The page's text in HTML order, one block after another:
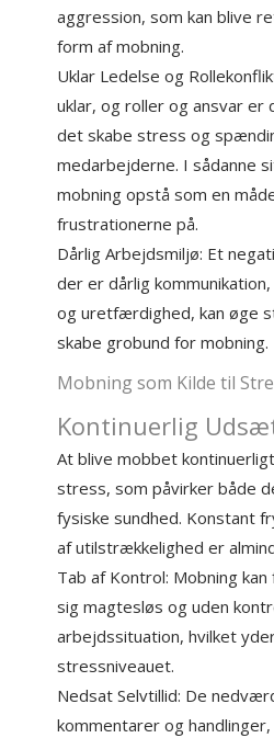
aggression, som kan blive
form af mobning.
Uklar Ledelse og
uklar, og roller og ansvar er
det skabe stress og
medarbejderne. I sådanne
mobning opstå som en
frustrationerne på.
Dårlig Arbejdsmiljø: Et
der er dårlig
og uretfærdighed, kan øge
skabe grobund for mobning.
Mobning som Kilde til
Kontinuerlig
At blive mobbet
stress, som påvirker både
fysiske sundhed. Konstant
af utilstrækkelighed er
Tab af Kontrol: Mobning
sig magtesløs og uden
arbejdssituation, hvilket
stressniveauet.
Nedsat Selvtillid: De
kommentarer og